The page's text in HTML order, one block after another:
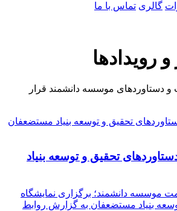
گالری تماس با ما
و رویدادها
و دستاوردهای موسسه دانشمند قرار
تحقیق و توسعه بنیاد
موسسه دانشمند؛ برگزاری نمایشگاه
بنیاد مستضعفان به گزارش روابط